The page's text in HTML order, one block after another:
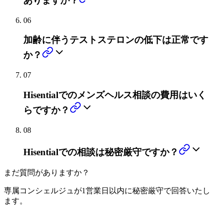
06
加齢に伴うテストステロンの低下は正常です
か？
07
Hisentialでのメンズヘルス相談の費用はいく
らですか？
08
Hisentialでの相談は秘密厳守ですか？
まだ質問がありますか？
専属コンシェルジュが1営業日以内に秘密厳守で回答いたし
ます。